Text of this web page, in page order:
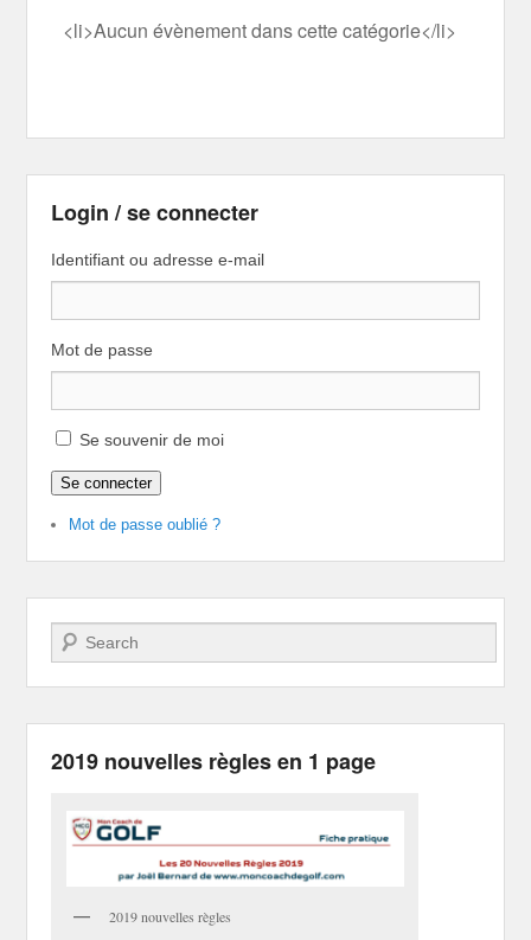
<li>Aucun évènement dans cette catégorie</li>
Login / se connecter
Identifiant ou adresse e-mail
Mot de passe
Se souvenir de moi
Se connecter
Mot de passe oublié ?
Recherche
2019 nouvelles règles en 1 page
2019 nouvelles règles